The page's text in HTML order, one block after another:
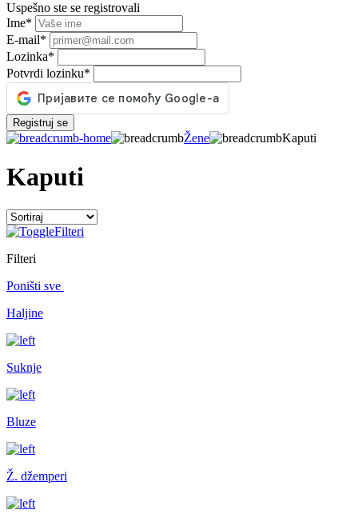
Uspešno ste se registrovali
Ime*
E-mail*
Lozinka*
Potvrdi lozinku*
Registruj se
Žene Kaputi
Kaputi
Filteri
Filteri
Poništi sve
Haljine
Suknje
Bluze
Ž. džemperi